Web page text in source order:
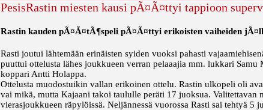
PesisRastin miesten kausi pÃ¤Ã¤ttyi tappioon
Rastin kauden pÃ¤Ã¤tÃ¶speli pÃ¤Ã¤ttyi erikoisten vaiheiden
Rasti joutui lähtemään erinäisten syiden vuoksi pahasti
puuttui ottelusta lähes joukkueen verran pelaaajia mm. lukkari
koppari Antti Holappa.
Ottelusta muodostuikin vallan erikoinen ottelu. Rastin ulkopeli oli
vai mikä, mutta Kajaani takoi taululle peräti 17 juoksua.
vierasjoukkueen räpylöissä. Neljännessä vuorossa Rasti sai tehtyä 5